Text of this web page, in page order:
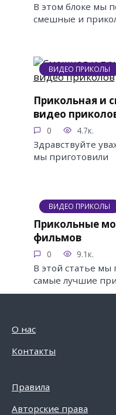
В этом блоке мы
смешные и
ВИДЕО ПРИКОЛЫ
Прикольная и
видео
0 4.7к.
Здравствуйте
мы приготовили
ВИДЕО ПРИКОЛЫ
Прикольные
фильмов
0 9.1к.
В этой статье мы
самые лучшие
О нас
Контакты
Правила
Авторские права